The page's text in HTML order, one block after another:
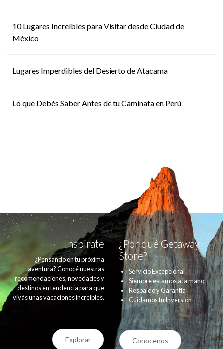
10 Lugares Increíbles para Visitar desde Ciudad de
México
Lugares Imperdibles del Desierto de Atacama
Lo que Debés Saber Antes de tu Caminata en Perú
Inspirate
¿Pensando en tu próxima
aventura? Conocé nuestras
recomendaciones, novedades y
destinos en tendencia para que
vivás unas vacaciones increíbles.
¿Por qué Getaway
Store?
Servicio Excepcional
Siempre estamos a la mano
Respaldo y Garantía
Cuidamos tu Inversión
Explorar Conocenos